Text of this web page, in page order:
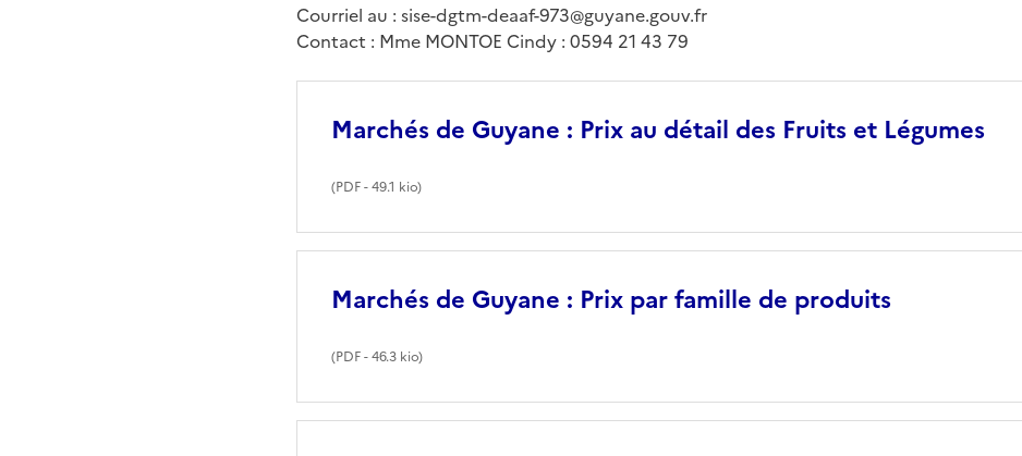
Courriel au : sise-dgtm-deaaf-973@guyane.gouv.fr
Contact : Mme MONTOE Cindy : 0594 21 43 79
Marchés de Guyane : Prix au détail des Fruits et Légumes
(PDF- 49.1 kio)
Marchés de Guyane : Prix par famille de produits
(PDF- 46.3 kio)